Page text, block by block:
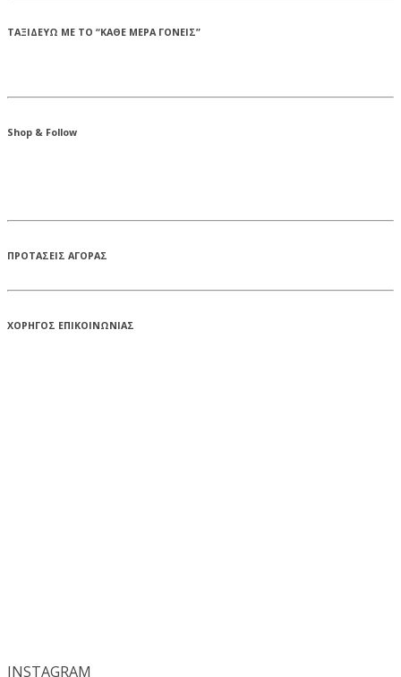
ΤΑΞΙΔΕΥΩ ΜΕ ΤΟ “ΚΑΘΕ ΜΕΡΑ ΓΟΝΕΙΣ”
Shop & Follow
ΠΡΟΤΑΣΕΙΣ ΑΓΟΡΑΣ
ΧΟΡΗΓΟΣ ΕΠΙΚΟΙΝΩΝΙΑΣ
INSTAGRAM